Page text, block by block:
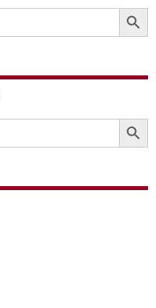
SEARCH
SEARCH